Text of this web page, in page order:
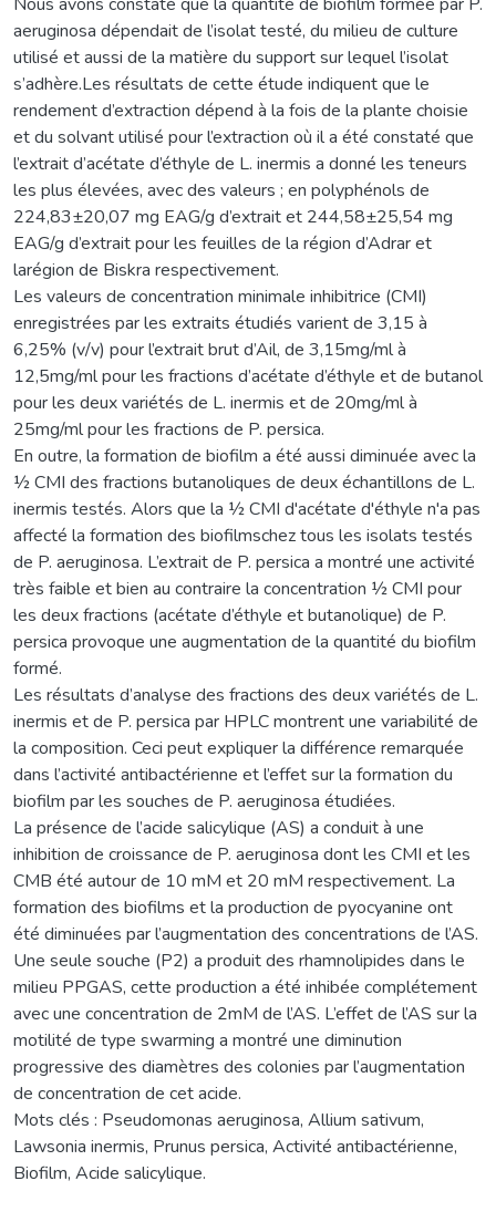
aeruginosa dépendait de l’isolat testé, du milieu de culture
utilisé et aussi de la matière du support sur lequel l’isolat
s’adhère.Les résultats de cette étude indiquent que le
rendement d’extraction dépend à la fois de la plante choisie
et du solvant utilisé pour l’extraction où il a été constaté que
l’extrait d’acétate d’éthyle de L. inermis a donné les teneurs
les plus élevées, avec des valeurs ; en polyphénols de
224,83±20,07 mg EAG/g d’extrait et 244,58±25,54 mg
EAG/g d’extrait pour les feuilles de la région d’Adrar et
larégion de Biskra respectivement.
Les valeurs de concentration minimale inhibitrice (CMI)
enregistrées par les extraits étudiés varient de 3,15 à
6,25% (v/v) pour l’extrait brut d’Ail, de 3,15mg/ml à
12,5mg/ml pour les fractions d’acétate d’éthyle et de butanol
pour les deux variétés de L. inermis et de 20mg/ml à
25mg/ml pour les fractions de P. persica.
En outre, la formation de biofilm a été aussi diminuée avec la
½ CMI des fractions butanoliques de deux échantillons de L.
inermis testés. Alors que la ½ CMI d'acétate d'éthyle n'a pas
affecté la formation des biofilmschez tous les isolats testés
de P. aeruginosa. L’extrait de P. persica a montré une activité
très faible et bien au contraire la concentration ½ CMI pour
les deux fractions (acétate d’éthyle et butanolique) de P.
persica provoque une augmentation de la quantité du biofilm
formé.
Les résultats d’analyse des fractions des deux variétés de L.
inermis et de P. persica par HPLC montrent une variabilité de
la composition. Ceci peut expliquer la différence remarquée
dans l’activité antibactérienne et l’effet sur la formation du
biofilm par les souches de P. aeruginosa étudiées.
La présence de l’acide salicylique (AS) a conduit à une
inhibition de croissance de P. aeruginosa dont les CMI et les
CMB été autour de 10 mM et 20 mM respectivement. La
formation des biofilms et la production de pyocyanine ont
été diminuées par l’augmentation des concentrations de l’AS.
Une seule souche (P2) a produit des rhamnolipides dans le
milieu PPGAS, cette production a été inhibée complétement
avec une concentration de 2mM de l’AS. L’effet de l’AS sur la
motilité de type swarming a montré une diminution
progressive des diamètres des colonies par l’augmentation
de concentration de cet acide.
Mots clés : Pseudomonas aeruginosa, Allium sativum,
Lawsonia inermis, Prunus persica, Activité antibactérienne,
Biofilm, Acide salicylique.